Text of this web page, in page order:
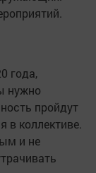
года,
нужно
пройдут
в коллективе.
и не